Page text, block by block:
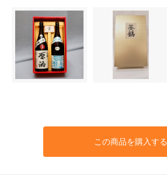
この商品を購入する